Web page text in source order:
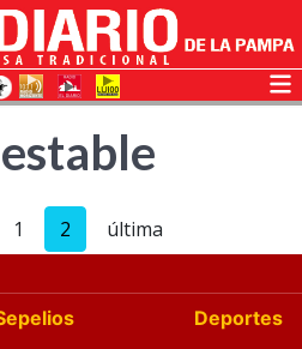
1 2 última
Deportes